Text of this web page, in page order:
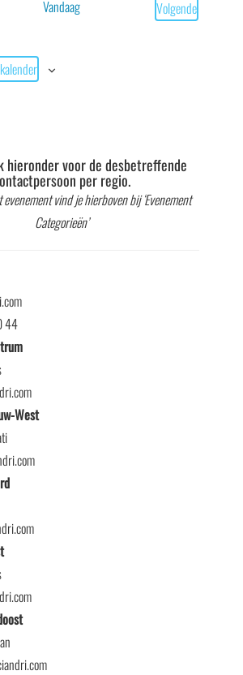
Vandaag
Volgende
hieronder voor de desbetreffende
per regio.
vind je hierboven bij ‘Evenement
Categorieën’
44
West